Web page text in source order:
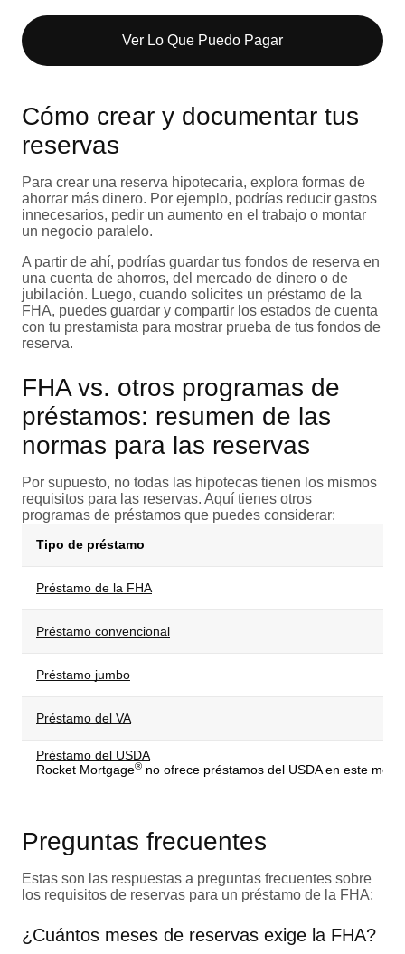
Ver Lo Que Puedo Pagar​
Cómo crear y documentar tus
reservas
Para crear una reserva hipotecaria, explora formas de
ahorrar más dinero. Por ejemplo, podrías reducir gastos
innecesarios, pedir un aumento en el trabajo o montar
un negocio paralelo.
A partir de ahí, podrías guardar tus fondos de reserva en
una cuenta de ahorros, del mercado de dinero o de
jubilación. Luego, cuando solicites un préstamo de la
FHA, puedes guardar y compartir los estados de cuenta
con tu prestamista para mostrar prueba de tus fondos de
reserva.
FHA vs. otros programas de
préstamos: resumen de las
normas para las reservas
Por supuesto, no todas las hipotecas tienen los mismos
requisitos para las reservas. Aquí tienes otros
programas de préstamos que puedes considerar:
Tipo de préstamo
Préstamo de la FHA
Préstamo convencional
Préstamo jumbo
Préstamo del VA
Préstamo del USDA
Rocket Mortgage® no ofrece préstamos del USDA en este
Preguntas frecuentes
Estas son las respuestas a preguntas frecuentes sobre
los requisitos de reservas para un préstamo de la FHA:
¿Cuántos meses de reservas exige la FHA?